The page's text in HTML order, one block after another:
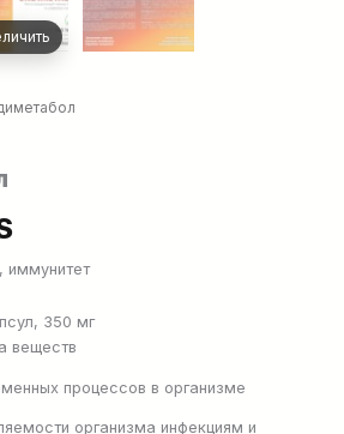
иммунитет
350 мг
веществ
процессов в организме
организма инфекциям и